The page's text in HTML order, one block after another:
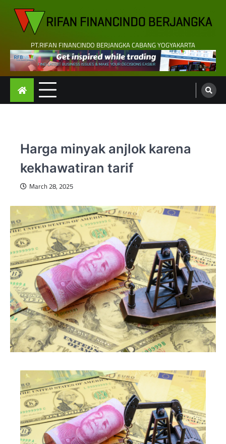
content
PT.RIFAN FINANCINDO BERJANGKA CABANG YOGYAKARTA
Harga minyak anjlok karena
kekhawatiran tarif
March 28, 2025